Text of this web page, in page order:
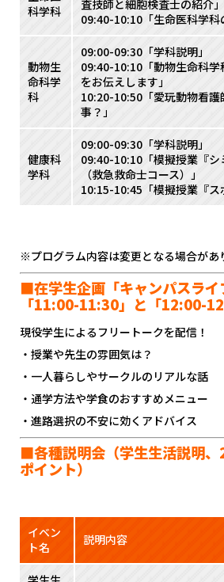
科学科
査技師と細胞検査士の紹介」
09:40-10:10「生命医科学科
動物生
命科学
科
09:00-09:30「学科説明」
09:40-10:10「動物生命科
をお伝えします」
10:20-10:50「愛玩動物看護
事？」
健康科
学科
09:00-09:30「学科説明」
09:40-10:10「模擬授業『シ
（救急救命士コース）」
10:15-10:45「模擬授業『ス
※プログラム内容は変更となる場合があ
■在学生企画「キャンパスライ
「11:00-11:30」と「12:00-
現役学生によるフリートークを配信！
・授業や先生の雰囲気は？
・一人暮らしやサークルのリアルな話
・通学方法や学食のおすすめメニュー
・進路選択の不安に効くアドバイス
■各種説明会（学生生活説明
ポイント）
イベン
ト名
説明内容